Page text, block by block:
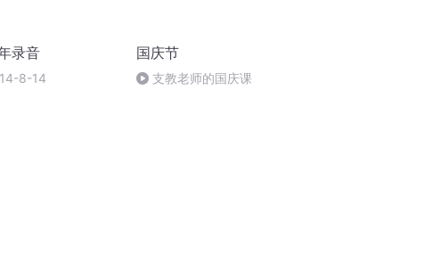
录音
8-14
国庆节
支教老师的国庆课